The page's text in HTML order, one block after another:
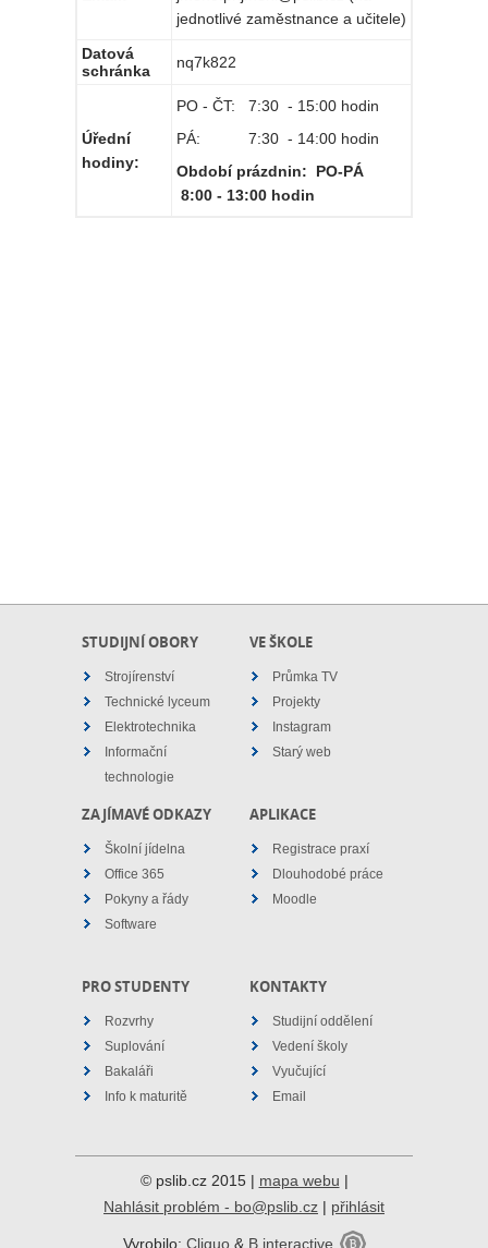
jednotlivé zaměstnance a učitele)
Datová
schránka
nq7k822
Úřední
hodiny:
PO - ČT: 7:30 - 15:00 hodin
PÁ: 7:30 - 14:00 hodin
Období prázdnin: PO-PÁ
8:00 - 13:00 hodin
STUDIJNÍ OBORY
Strojírenství
Technické lyceum
Elektrotechnika
Informační
technologie
VE ŠKOLE
Průmka TV
Projekty
Instagram
Starý web
ZAJÍMAVÉ ODKAZY
Školní jídelna
Office 365
Pokyny a řády
Software
APLIKACE
Registrace praxí
Dlouhodobé práce
Moodle
PRO STUDENTY
Rozvrhy
Suplování
Bakaláři
Info k maturitě
KONTAKTY
Studijní oddělení
Vedení školy
Vyučující
Email
© pslib.cz 2015 | mapa webu |
Nahlásit problém - bo@pslib.cz | přihlásit
Vyrobilo: Cliquo& B interactive